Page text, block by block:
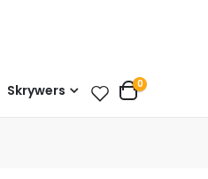
Skrywers Cart
0Items